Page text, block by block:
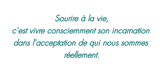
Sourire à la vie,
c'est vivre consciemment son incarnation
dans l'acceptation de qui nous sommes
réellement.